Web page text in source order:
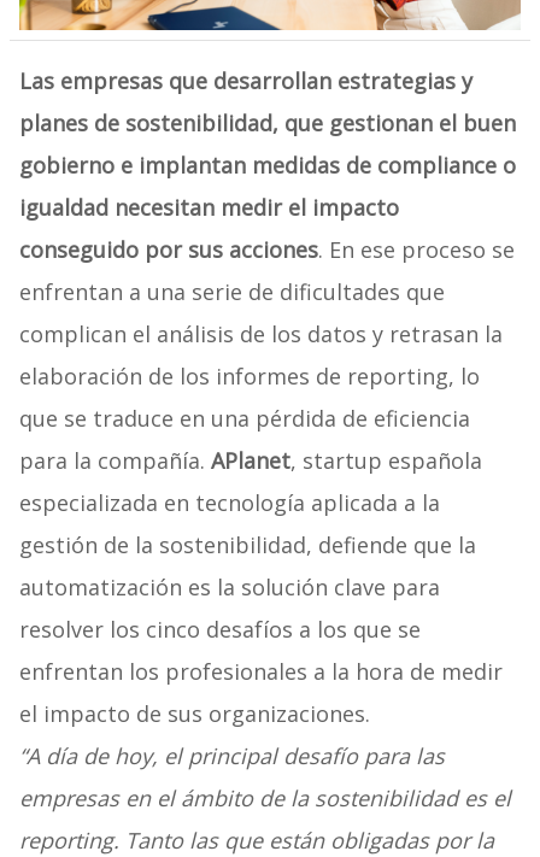
Las empresas que desarrollan estrategias y
planes de sostenibilidad, que gestionan el buen
gobierno e implantan medidas de compliance o
igualdad necesitan medir el impacto
conseguido por sus acciones. En ese proceso se
enfrentan a una serie de dificultades que
complican el análisis de los datos y retrasan la
elaboración de los informes de reporting, lo
que se traduce en una pérdida de eficiencia
para la compañía. APlanet, startup española
especializada en tecnología aplicada a la
gestión de la sostenibilidad, defiende que la
automatización es la solución clave para
resolver los cinco desafíos a los que se
enfrentan los profesionales a la hora de medir
el impacto de sus organizaciones.
“A día de hoy, el principal desafío para las
empresas en el ámbito de la sostenibilidad es el
reporting. Tanto las que están obligadas por la